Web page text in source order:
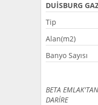
DUİSBURG
Tip
Alan(m2)
Banyo Sayısı
BETA
DARİRE